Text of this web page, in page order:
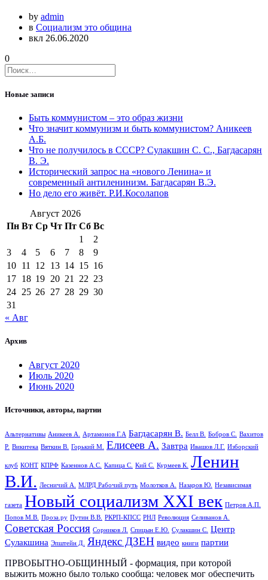
by admin
в Социализм это община
вкл 26.06.2020
0
Найти:
Новые записи
Быть коммунистом – это образ жизни
Что значит коммунизм и быть коммунистом? Аникеев
А.Б.
Что не получилось в СССР? Сулакшин С. С., Багдасарян
В. Э.
Исторический запрос на «нового Ленина» и
современный антиленинизм. Багдасарян В.Э.
Но дело его живёт. Р.И.Косолапов
Август 2026
Пн Вт Ср Чт Пт Сб Вс
1
2
3
4 5 6 7 8
9
10 11 12 13 14 15 16
17 18 19 20 21 22 23
24 25 26 27 28 29 30
31
« Авг
Архив
Август 2020
Июль 2020
Июнь 2020
Источники, авторы, партии
Альтернативы Аникеев А. Артамонов Г.А Багдасарян В. Белл В. Бобров С.
Вахитов
Р. Викитека Вяткин В. Горький М. Елисеев А. Завтра Ивашов Л.Г. Изборский
клуб КОНТ КПРФ Казеннов А.С. Капица С. Кий С. Курмеев К.
Ленин
В.И. Лесничий А. МЛРД Рабочий путь Молотков А. Назаров Ю. Независимая
газета Новый социализм XXI век Петров А.П.
Попов М.В.
Проза.ру Путин В.В. РКРП-КПСС РНЛ Революция Селиванов А.
Советская Россия Сорников Л. Спицын Е.Ю. Сулакшин С.
Центр
Сулакшина Эпштейн Д. Яндекс ДЗЕН видео книги партии
ПРВОБЫТНО-ОБЩИННЫЙ - формация, при которой
выжить можно было только сообща: человек мог обеспечить